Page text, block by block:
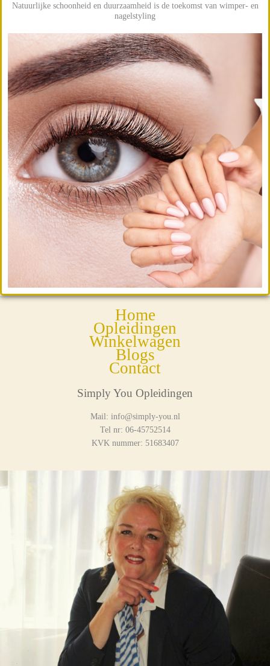
Natuurlijke schoonheid en duurzaamheid is de toekomst van wimper- en
nagelstyling
Home
Opleidingen
Winkelwagen
Blogs
Contact
Simply You Opleidingen
Mail: info@simply-you.nl
Tel nr: 06-45752514
KVK nummer: 51683407